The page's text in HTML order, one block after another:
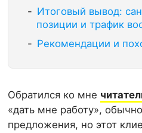
Итоговый вывод:
позиции и трафик
Рекомендации и
Обратился ко мне
«дать мне работу»,
предложения, но этот